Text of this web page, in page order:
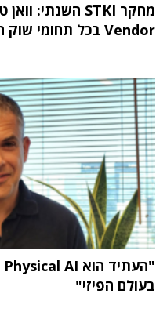
Vendor בכל תחומי שוק ה-IT
בעולם הפיזי"